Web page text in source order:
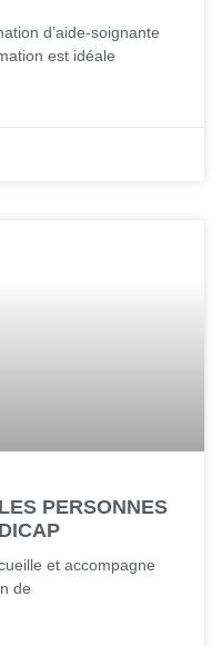
d’aide-soignante
est idéale
PERSONNES
et accompagne
de